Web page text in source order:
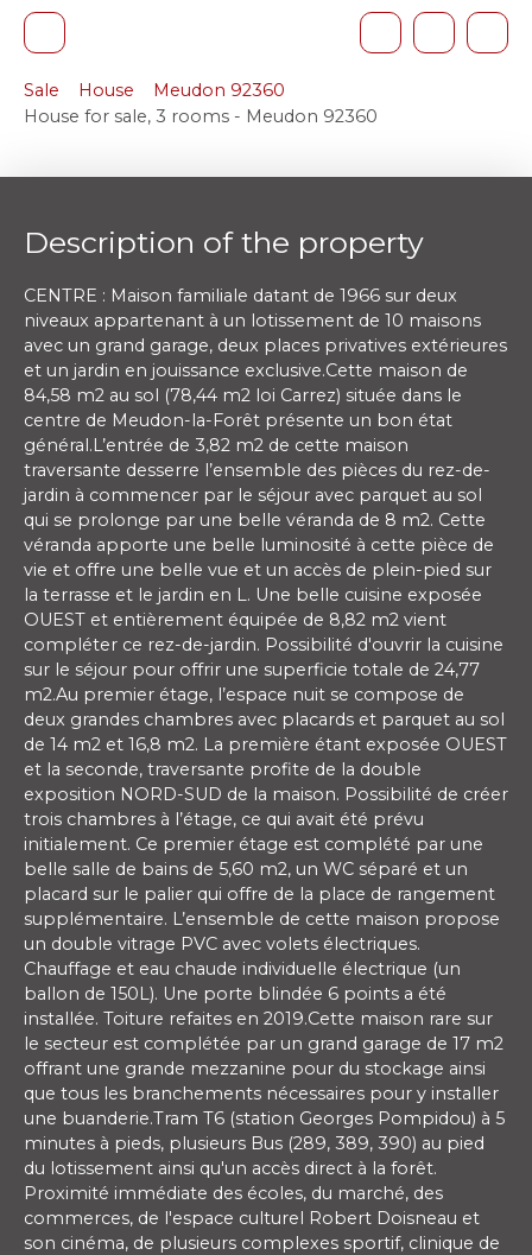
Sale House
Meudon 92360
House for sale, 3 rooms - Meudon 92360
Description of the property
CENTRE : Maison familiale datant de 1966 sur deux
niveaux appartenant à un lotissement de 10 maisons
avec un grand garage, deux places privatives extérieures
et un jardin en jouissance exclusive.Cette maison de
84,58 m2 au sol (78,44 m2 loi Carrez) située dans le
centre de Meudon-la-Forêt présente un bon état
général.L’entrée de 3,82 m2 de cette maison
traversante desserre l’ensemble des pièces du rez-de-
jardin à commencer par le séjour avec parquet au sol
qui se prolonge par une belle véranda de 8 m2. Cette
véranda apporte une belle luminosité à cette pièce de
vie et offre une belle vue et un accès de plein-pied sur
la terrasse et le jardin en L. Une belle cuisine exposée
OUEST et entièrement équipée de 8,82 m2 vient
compléter ce rez-de-jardin. Possibilité d'ouvrir la cuisine
sur le séjour pour offrir une superficie totale de 24,77
m2.Au premier étage, l’espace nuit se compose de
deux grandes chambres avec placards et parquet au sol
de 14 m2 et 16,8 m2. La première étant exposée OUEST
et la seconde, traversante profite de la double
exposition NORD-SUD de la maison. Possibilité de créer
trois chambres à l’étage, ce qui avait été prévu
initialement. Ce premier étage est complété par une
belle salle de bains de 5,60 m2, un WC séparé et un
placard sur le palier qui offre de la place de rangement
supplémentaire. L’ensemble de cette maison propose
un double vitrage PVC avec volets électriques.
Chauffage et eau chaude individuelle électrique (un
ballon de 150L). Une porte blindée 6 points a été
installée. Toiture refaites en 2019.Cette maison rare sur
le secteur est complétée par un grand garage de 17 m2
offrant une grande mezzanine pour du stockage ainsi
que tous les branchements nécessaires pour y installer
une buanderie.Tram T6 (station Georges Pompidou) à 5
minutes à pieds, plusieurs Bus (289, 389, 390) au pied
du lotissement ainsi qu'un accès direct à la forêt.
Proximité immédiate des écoles, du marché, des
commerces, de l'espace culturel Robert Doisneau et
son cinéma, de plusieurs complexes sportif, clinique de